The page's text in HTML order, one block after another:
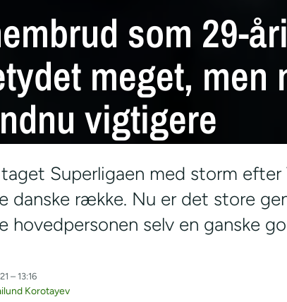
som 29-
meget, men
vigtigere
Superligaen med storm
danske række. Nu er det store
hovedpersonen selv en ganske
– 13:16
Korotayev